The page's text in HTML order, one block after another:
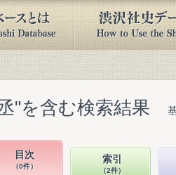
"を含む検索結果
目次
（0件）
索引
（2件）